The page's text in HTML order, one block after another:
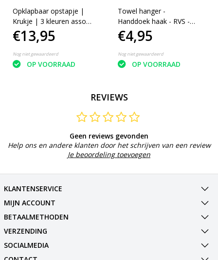
Opklapbaar opstapje |
Krukje | 3 kleuren assorti
| Keukentrapje
€13,95
Nog niet gewaardeerd
OP VOORRAAD
Towel hanger -
Handdoek haak - RVS -
Set van 2
€4,95
Nog niet gewaardeerd
OP VOORRAAD
REVIEWS
Geen reviews gevonden
Help ons en andere klanten door het schrijven van een review
Je beoordeling toevoegen
KLANTENSERVICE
MIJN ACCOUNT
BETAALMETHODEN
VERZENDING
SOCIALMEDIA